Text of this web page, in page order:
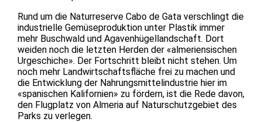
Rund um die Naturreserve Cabo de Gata verschlingt die
industrielle Gemüseproduktion unter Plastik immer
mehr Buschwald und Agavenhügellandschaft. Dort
weiden noch die letzten Herden der «almeriensischen
Urgeschiche». Der Fortschritt bleibt nicht stehen. Um
noch mehr Landwirtschaftsfläche frei zu machen und
die Entwicklung der Nahrungsmittelindustrie hier im
«spanischen Kalifornien» zu fördern, ist die Rede davon,
den Flugplatz von Almeria auf Naturschutzgebiet des
Parks zu verlegen.